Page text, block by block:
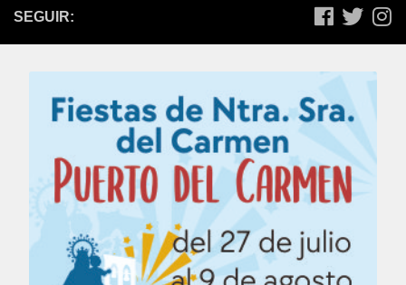
SEGUIR: